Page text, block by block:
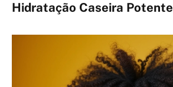
Hidratação Caseira Potente